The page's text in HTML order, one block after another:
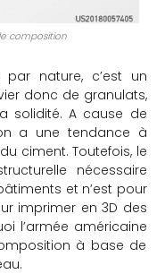
composition
nature, c’est un
donc de granulats,
solidité. A cause de
a une tendance à
ciment. Toutefois, le
nécessaire
et n’est pour
imprimer en 3D des
l’armée américaine
à base de